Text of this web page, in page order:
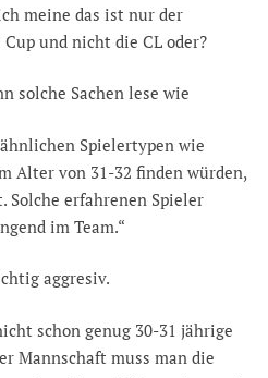
meine das ist nur der
und nicht die CL oder?
solche Sachen lese wie
Spielertypen wie
Alter von 31-32 finden würden,
Solche erfahrenen Spieler
im Team.“
aggresiv.
schon genug 30-31 jährige
Mannschaft muss man die